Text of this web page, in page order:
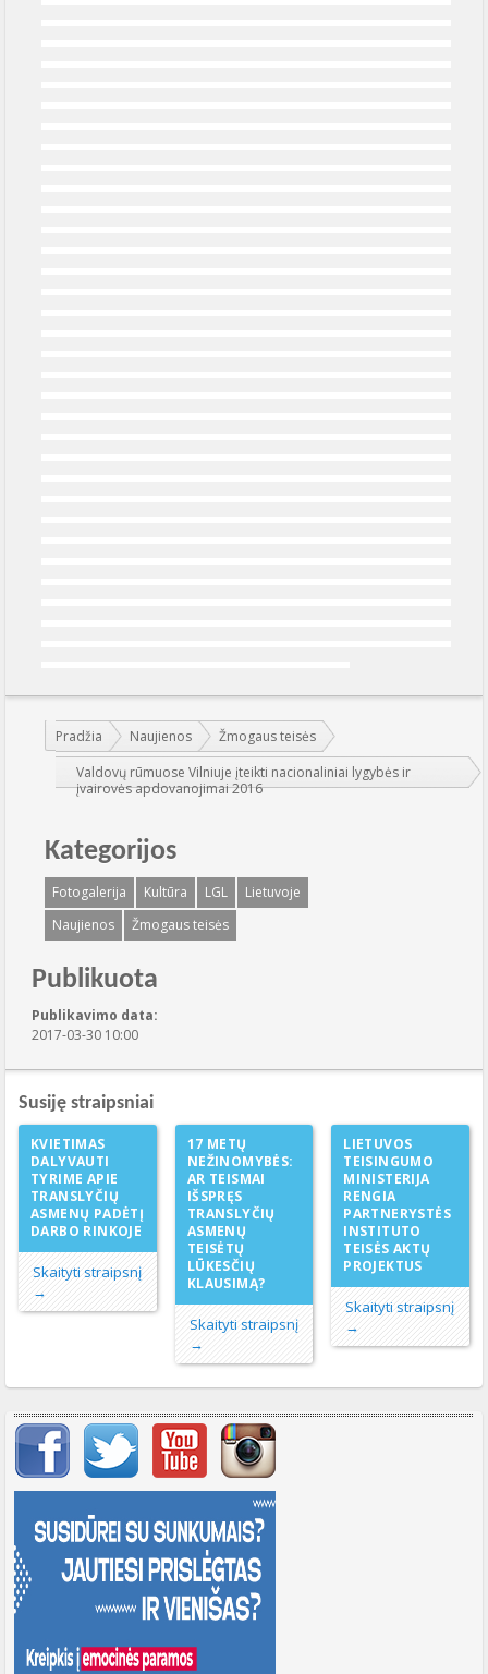
Jūs esate čia:
Pradžia Naujienos
Žmogaus teisės
Valdovų rūmuose Vilniuje įteikti nacionaliniai lygybės ir
įvairovės apdovanojimai 2016
Kategorijos
Fotogalerija Kultūra LGL
Lietuvoje
Naujienos
Žmogaus teisės
Publikuota
Publikavimo data:
2017-03-30 10:00
Susiję straipsniai
KVIETIMAS
DALYVAUTI
TYRIME APIE
TRANSLYČIŲ
ASMENŲ PADĖTĮ
DARBO RINKOJE
Skaityti straipsnį
→
17 METŲ
NEŽINOMYBĖS:
AR TEISMAI
IŠSPRĘS
TRANSLYČIŲ
ASMENŲ
TEISĖTŲ
LŪKESČIŲ
KLAUSIMĄ?
Skaityti straipsnį
→
LIETUVOS
TEISINGUMO
MINISTERIJA
RENGIA
PARTNERYSTĖS
INSTITUTO
TEISĖS AKTŲ
PROJEKTUS
Skaityti straipsnį
→
Svarbių įrašų meniu